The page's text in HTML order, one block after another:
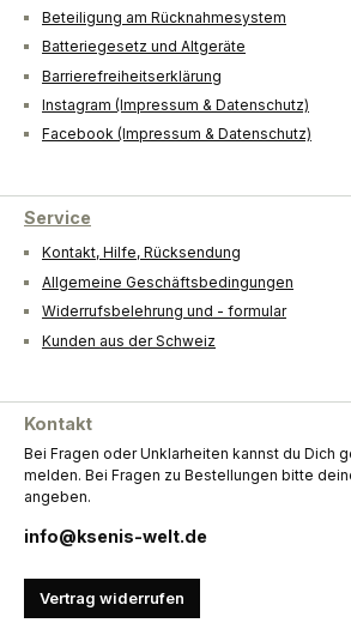
Beteiligung am Rücknahmesystem
Batteriegesetz und Altgeräte
Barrierefreiheitserklärung
Instagram (Impressum & Datenschutz)
Facebook (Impressum & Datenschutz)
Service
Kontakt, Hilfe, Rücksendung
Allgemeine Geschäftsbedingungen
Widerrufsbelehrung und - formular
Kunden aus der Schweiz
Kontakt
Bei Fragen oder Unklarheiten kannst du Dich
melden. Bei Fragen zu Bestellungen bitte
angeben.
info@ksenis-welt.de
Vertrag widerrufen